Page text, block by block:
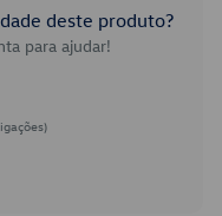
deste produto?
para ajudar!